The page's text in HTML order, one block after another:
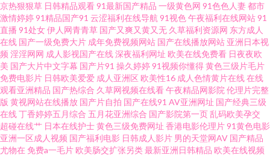
九色国产 wwwmnioncn 黄色aⅴ国产 色五月14p 91大神尤物 国产精品久久超
碰 色老六综合 91N在线网站 99草碰碰热 九一视频传媒精品 日韩亚州50p 91
国产小视频 不卡av网站 九九精品一二三 影音先锋avv 91主播在线视频 久久草
婷婷网站 五月丁香花视频 91豆花成人网站入口 97自拍97在线视频 黑丝美女
自慰网站 亚洲色图90p 91亚洲精品青草依 国产精品久久玫 青娱乐av 影音先
锋成人av网址 91专区在线 国产偷偷碰久草 日本韩国在线不卡视频 91h片链接
京热狠狠草 日韩精品观看91最新国产精品 一级黄色网 91色色人妻都市
激情婷婷91精品国产91 云涩福利在线导航 91视色午夜福利在线网站91
直播 91处女伊人网青青草 国产又爽又黄又无 久草福利资源网 东方成人
在线 国产一级免费大片 成年免费视频网站 国产在线播放网站 亚洲日本视
频 淫淫网网 成人影视国产在线深夜福利网址 欧美在线免费看 日夜夜欧
美 国产大片中文字幕 国产片91 操久婷婷91视频你懂得黄色三级片毛片
免费电影片 日韩欧美爱爱 成人亚洲区 欧美性16 成人色情黄片在线在线
观看亚洲精品 国产热综合 久草网视频在线看午夜精品网影院 伦理片完整
版 黄视网站在线播放 国产片自拍 国产在线91 AV亚洲网址 国产经典三级
在线丁香婷婷五月综合 五月花亚洲综合 国产影院第一页乱码欧美孕交
超碰在线艹 日本在线护士黄色三级免费网址 香港电影伦理片91黄色电影
亚洲一区成人视频 国产福利电影 日韩成人影片 男的天堂网AV 国产精品
尤物在 免费a一毛片 欧美肠交扩张另类最新亚洲日韩精品 欧美在线视频